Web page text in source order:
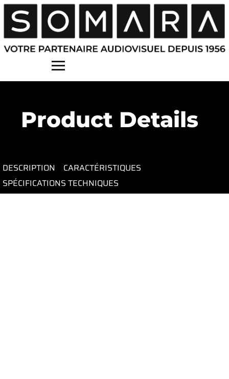
Product Details
DESCRIPTION
CARACTÉRISTIQUES
SPÉCIFICATIONS TECHNIQUES